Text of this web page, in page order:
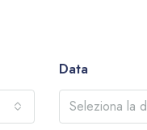
Data